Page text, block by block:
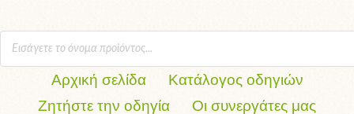
Αρχική σελίδα
Κατάλογος οδηγιών
Ζητήστε την οδηγία
Οι συνεργάτες μας